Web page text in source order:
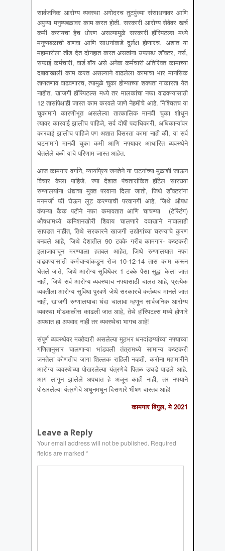
सार्वजनिक आरोग्य व्यवस्था अगोदरच तुटपुंज्या संसाधनावर आणि
अपुऱ्या मनुष्यबळावर काम करत होती. सरकारी आरोग्य सेवेवर खर्च
कमी करायचा हेच धोरण असल्यामुळे सरकारी हॉस्पिटल्स मध्ये
मनुष्यबळाची वाणवा आणि साधनांकडे दुर्लक्ष होणारच. अशात या
महामारीला तोंड देत दोनहात करत असतांना उपलब्ध डॉक्टर, नर्स,
सफाई कर्मचारी, वार्ड बॉय असे अनेक कर्मचारी अतिरिक्त कामाच्या
दबावाखाली काम करत असल्याने वाढलेला कामाचा भार मानसिक
ताणतणाव वाढवणारच, त्यामुळे चुका होण्याच्या शक्यता नाकारता येत
नाहीत. खाजगी हॉस्पिटल्स मध्ये तर मालकांचा नफा वाढवण्यासाठी
12 तासांपेक्षाही जास्त काम करवले जाणे नेहमीचे आहे. निश्चितच या
चुकामागे कारणीभूत असलेल्या तात्कालिक मानवी चुका शोधून
त्यावर कारवाई झालीच पाहिजे, सर्व दोषी पदाधिकारी, अधिकाऱ्यांवर
कारवाई झालीच पाहिजे पण अशात विसरता कामा नाही की, या सर्व
घटनामागे मानवी चुका कमी आणि नफ्यावर आधारित व्यवस्थेने
घेतलेले बळी याचे परिणाम जास्त आहेत.
आज कामगार वर्गाने, न्यायप्रिय जनतेने या घटनांच्या मुळाशी जाऊन
विचार केला पाहिजे. ज्या देशात पंचतारांकित हॉटेल सारख्या
रुग्णालयांना धंद्याचा मुक्त परवाना दिला जातो, जिथे डॉक्टरांना
मनमर्जी फी घेऊन लूट करण्याची परवानगी आहे. जिथे औषध
कंपन्या कैक पटीने नफा कमावतात आणि चाचण्या (टेस्टिंग)
औषधामध्ये कमिशनखोरी शिवाय चालणारे दवाखाने नावालाही
सापडत नाहीत, तिथे सरकारने खाजगी उद्योगांच्या चरण्याचे कुरण
बनवले आहे, जिथे देशातील 90 टक्के गरीब कामगार- कष्टकरी
इलाजावाचून मरण्याला हतबल आहेत, जिथे रुग्णालयात नफा
वाढवण्यासाठी कर्मचाऱ्यांकडून रोज 10-12-14 तास काम करून
घेतले जाते, जिथे आरोग्य सुविधेवर 1 टक्के पैसा सुद्धा केला जात
नाही, जिथे सर्व आरोग्य व्यवस्थाच नफ्यासाठी चालत आहे, प्रत्येक
व्यक्तीला आरोग्य सुविधा पुरवणे जेथे सरकारचे कर्तव्यच मानले जात
नाही, खाजगी रुग्णालयाचा धंदा चालावा म्हणून सार्वजनिक आरोग्य
व्यवस्था मोडकळीस काढली जात आहे, तेथे हॉस्पिटल्स मध्ये होणारे
अपघात हा अपवाद नाही तर व्यवस्थेचा भागच आहे!
संपूर्ण व्यवस्थेवर मक्तेदारी असलेल्या मुठभर धनदांडग्यांच्या नफ्याच्या
गणितानुसार चालणाऱ्या भांडवली तंत्रामध्ये सामान्य कष्टकरी
जनतेला कोणतीच जागा शिल्लक राहिली नव्हती. करोना महामारीने
आरोग्य व्यवस्थेच्या पोखरलेल्या यंत्रणेचे पितळ उघडे पाडले आहे.
आग लागून झालेले अपघात हे अजून काही नाही, तर नफ्याने
पोखरलेल्या यंत्रणेचे अधूनमधून दिसणारे भीषण वास्तव आहे!
कामगार बिगुल, मे 2021
Leave a Reply
Your email address will not be published. Required
fields are marked *